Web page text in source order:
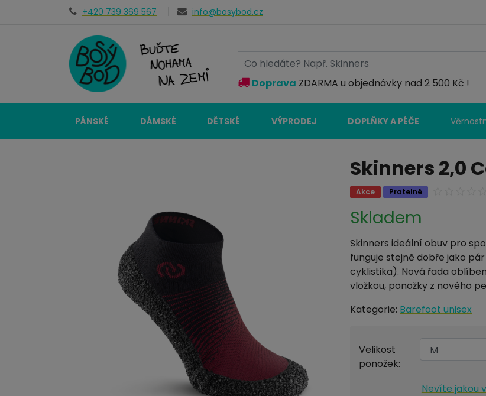
+420 739 369 567 info@bosybod.cz
Doprava ZDARMA u objednávky nad 2 500 Kč !
PÁNSKÉ DÁMSKÉ DĚTSKÉ VÝPRODEJ DOPLŇKY A PÉČE
Skinners 2,0
Akce Pratelné
Skladem
Skinners ideální obuv pro
funguje stejně dobře jako
cyklistika). Nová řada
vložkou, ponožky z nového
Kategorie: Barefoot unisex
Velikost
ponožek:
Nevíte jakou